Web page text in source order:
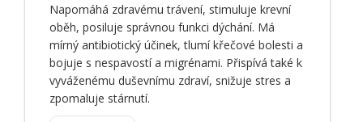
Napomáhá zdravému trávení, stimuluje krevní
oběh, posiluje správnou funkci dýchání. Má
mírný antibiotický účinek, tlumí křečové bolesti a
bojuje s nespavostí a migrénami. Přispívá také k
vyváženému duševnímu zdraví, snižuje stres a
zpomaluje stárnutí.